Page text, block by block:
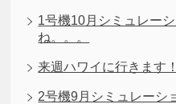
1号機10月シミュレー
ね。。。
来週ハワイに行きます
2号機9月シミュレーシ